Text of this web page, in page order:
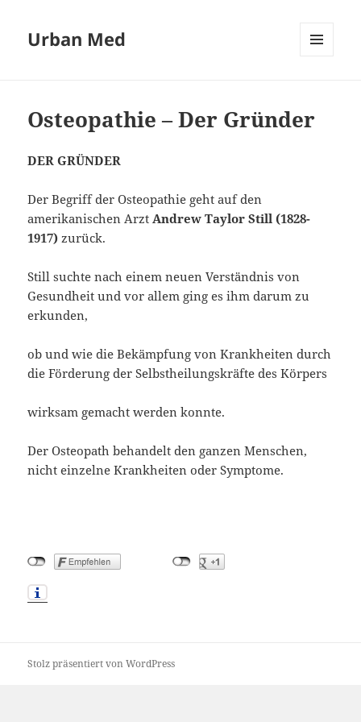
Urban Med
Osteopathie – Der Gründer
DER GRÜNDER
Der Begriff der Osteopathie geht auf den
amerikanischen ArztAndrew Taylor Still (1828-
1917) zurück.
Still suchte nach einem neuen Verständnis von
Gesundheit und vor allem ging es ihm darum zu
erkunden,
ob und wie die Bekämpfung von Krankheiten durch
die Förderung der Selbstheilungskräfte des Körpers
wirksam gemacht werden konnte.
Der Osteopath behandelt den ganzen Menschen,
nicht einzelne Krankheiten oder Symptome.
Stolz präsentiert von WordPress